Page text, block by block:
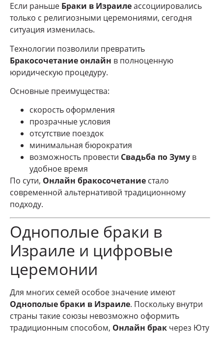
Если раньше Браки в Израилеассоциировались
только с религиозными церемониями, сегодня
ситуация изменилась.
Технологии позволили превратить
Бракосочетание онлайн в полноценную
юридическую процедуру.
Основные преимущества:
скорость оформления
прозрачные условия
отсутствие поездок
минимальная бюрократия
возможность провести Свадьба по Зуму в
удобное время
По сути, Онлайн бракосочетание стало
современной альтернативой традиционному
подходу.
Однополые браки в
Израиле и цифровые
церемонии
Для многих семей особое значение имеют
Однополые браки в Израиле. Поскольку внутри
страны такие союзы невозможно оформить
традиционным способом, Онлайн брак через Юту